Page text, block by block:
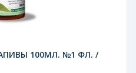
100МЛ. №1 ФЛ. /